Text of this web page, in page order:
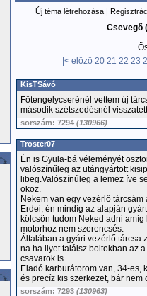
Új téma létrehozása |
Csevegő
|< előző 20 21 22 23
KisTSávó
Főtengelycserénél vettem új
második szétszedésnél
sorszám: 7294 (130966)
Troster07
Én is Gyula-bá véleményét
valószínűleg az utángyártott
libeg.Valószínűleg a lemez íve
okoz.
Nekem van egy vezérlő
Erdei, én mindíg az alapján
kölcsön tudom Neked adni
motorhoz nem szerencsés.
Általában a gyári vezérlő tárcsa
na ha ilyet találsz boltokban az
csavarok is.
Eladó karburátorom van, 34-es,
és precíz kis szerkezet, bár
sorszám: 7293 (130963)